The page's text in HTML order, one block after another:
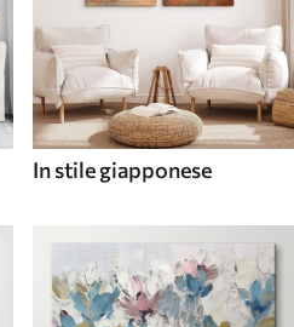
In stile giapponese